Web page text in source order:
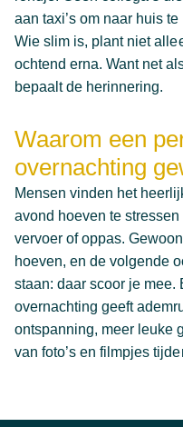
aan taxi’s om naar huis
Wie slim is, plant niet
ochtend erna. Want net
bepaalt de herinnering.
Waarom een
overnachting
Mensen vinden het
avond hoeven te
vervoer of oppas.
hoeven, en de volgende
staan: daar scoor je mee.
overnachting geeft
ontspanning, meer leuke
van foto’s en filmpjes